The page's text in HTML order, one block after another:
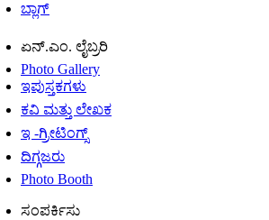
ಬ್ಲಾಗ್
ಏನ್.ಎಂ. ಲೈಬ್ರರಿ
Photo Gallery
ಇಪುಸ್ತಕಗಳು
ಕವಿ ಮತ್ತು ಲೇಖಕ
ಇ -ಗ್ರೀಟಿಂಗ್ಸ್
ದಿಗ್ಗಜರು
Photo Booth
ಸಂಪರ್ಕಿಸು